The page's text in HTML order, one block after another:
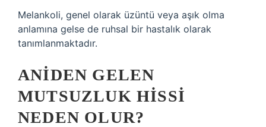
Melankoli, genel olarak üzüntü veya aşık olma
anlamına gelse de ruhsal bir hastalık olarak
tanımlanmaktadır.
ANIDEN GELEN
MUTSUZLUK HISSI
NEDEN OLUR?